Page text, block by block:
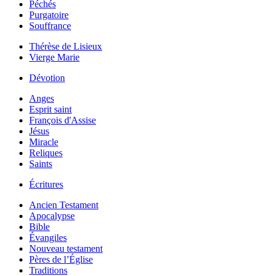
Péchés
Purgatoire
Souffrance
Thérèse de Lisieux
Vierge Marie
Dévotion
Anges
Esprit saint
François d'Assise
Jésus
Miracle
Reliques
Saints
Écritures
Ancien Testament
Apocalypse
Bible
Évangiles
Nouveau testament
Pères de l’Église
Traditions